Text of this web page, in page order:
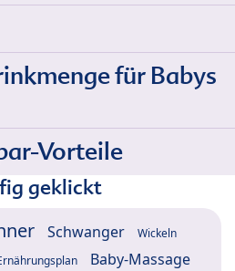
für Babys
Vorteile
geklickt
Schwanger Wickeln
Baby-Massage